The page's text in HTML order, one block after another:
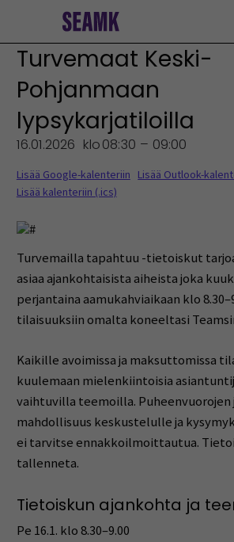
Turvemaat Keski-
Pohjanmaan
lypsykarjatiloilla
16.01.2026 klo08:30 – 09:00
Lisää Google-kalenteriin
Lisää Outlook-
Lisää kalenteriin (.ics)
Turvemailla tapahtuu -tietoiskut
asiaa ajankohtaisista aiheista joka
perjantaina aamukahviaikaan klo
tilaisuuksiin omalta koneeltasi
Kaikille avoimissa ja maksuttomissa
kuulemaan mielenkiintoisia
vaihtuvilla teemoilla.
mahdollisuus keskustelulle ja
ei tarvitse ennakkoilmoittautua.
tallenneta.
Tietoiskun ajankohta ja
Pe 16.1. klo 8.30–9.00